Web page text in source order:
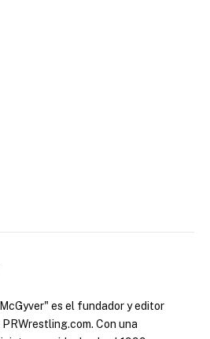
es el fundador y editor
Con una